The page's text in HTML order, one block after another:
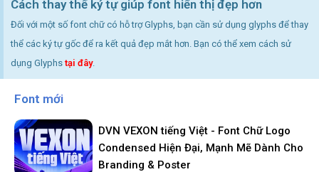
Cách thay thế ký tự giúp font hiển thị đẹp hơn
Đối với một số font chữ có hỗ trợ Glyphs, bạn cần sử dụng glyphs để thay
thể các ký tự gốc để ra kết quả đẹp mắt hơn. Bạn có thể xem cách sử
dụng Glyphs tại đây.
Font mới
DVN VEXON tiếng Việt - Font Chữ Logo
Condensed Hiện Đại, Mạnh Mẽ Dành Cho
Branding & Poster